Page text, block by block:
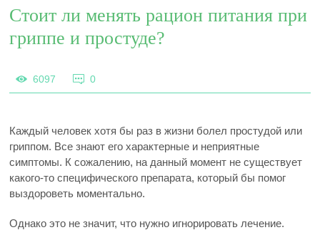
Стоит ли менять рацион питания при
гриппе и простуде?
6097 0
Каждый человек хотя бы раз в жизни болел простудой или
гриппом. Все знают его характерные и неприятные
симптомы. К сожалению, на данный момент не существует
какого-то специфического препарата, который бы помог
выздороветь моментально.
Однако это не значит, что нужно игнорировать лечение.